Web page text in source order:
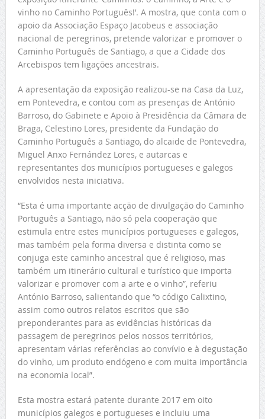
vinho no Caminho Português!’. A mostra, que conta com o
apoio da Associação Espaço Jacobeus e associação
nacional de peregrinos, pretende valorizar e promover o
Caminho Português de Santiago, a que a Cidade dos
Arcebispos tem ligações ancestrais.
A apresentação da exposição realizou-se na Casa da Luz,
em Pontevedra, e contou com as presenças de António
Barroso, do Gabinete e Apoio à Presidência da Câmara de
Braga, Celestino Lores, presidente da Fundação do
Caminho Português a Santiago, do alcaide de Pontevedra,
Miguel Anxo Fernández Lores, e autarcas e
representantes dos municípios portugueses e galegos
envolvidos nesta iniciativa.
“Esta é uma importante acção de divulgação do Caminho
Português a Santiago, não só pela cooperação que
estimula entre estes municípios portugueses e galegos,
mas também pela forma diversa e distinta como se
conjuga este caminho ancestral que é religioso, mas
também um itinerário cultural e turístico que importa
valorizar e promover com a arte e o vinho”, referiu
António Barroso, salientando que “o código Calixtino,
assim como outros relatos escritos que são
preponderantes para as evidências históricas da
passagem de peregrinos pelos nossos territórios,
apresentam várias referências ao convívio e à degustação
do vinho, um produto endógeno e com muita importância
na economia local”.
Esta mostra estará patente durante 2017 em oito
municípios galegos e portugueses e incluiu uma